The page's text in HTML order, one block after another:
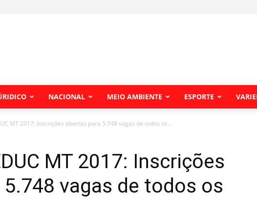
NACIONAL MEIO AMBIENTE ESPORTE
MT 2017: Inscrições abertas para 5.748 vagas de todos os...
MT 2017: Inscrições
vagas de todos os